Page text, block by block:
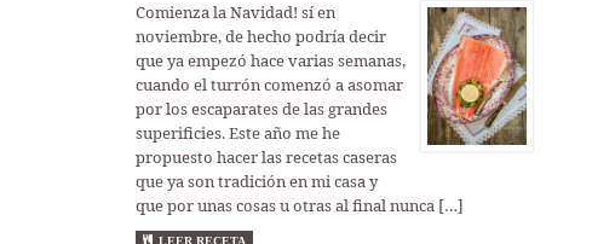
Comienza la Navidad! sí en
noviembre, de hecho podría decir
que ya empezó hace varias semanas,
cuando el turrón comenzó a asomar
por los escaparates de las grandes
superificies. Este año me he
propuesto hacer las recetas caseras
que ya son tradición en mi casa y
que por unas cosas u otras al final nunca […]
LEER RECETA